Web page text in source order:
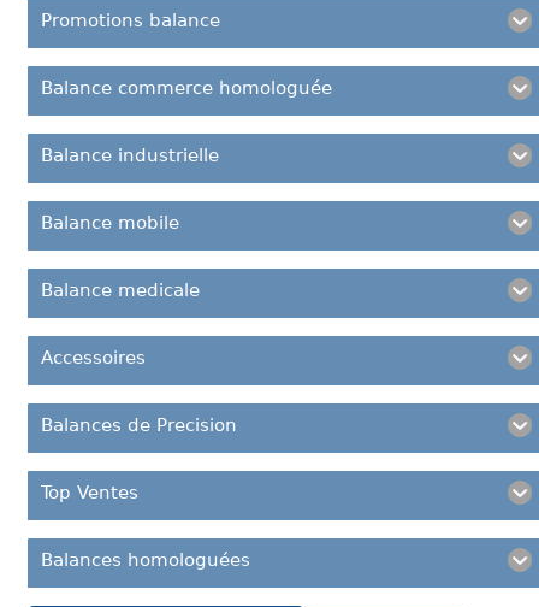
Promotions balance
Balance commerce homologuée
Balance industrielle
Balance mobile
Balance medicale
Accessoires
Balances de Precision
Top Ventes
Balances homologuées